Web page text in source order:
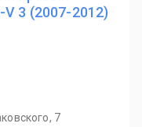
V 3 (2007-2012)
7